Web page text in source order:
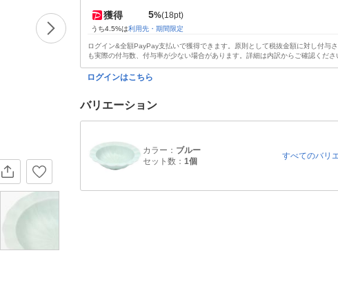
獲得 5%(18pt)
うち4.5%は利用先・期間限定
ログイン&全額PayPay支払いで獲得できます。原則として税抜金額に対し付与
も実際の付与数、付与率が少ない場合があります。詳細は内訳からご確認くださ
ログインはこちら
バリエーション
カラー： ブルー
セット数： 1個
すべてのバリ